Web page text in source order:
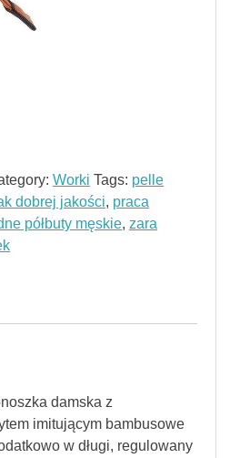
Worki Tags: pelle
dobrej jakości, praca
półbuty męskie, zara
damska z
imitującym bambusowe
w długi, regulowany